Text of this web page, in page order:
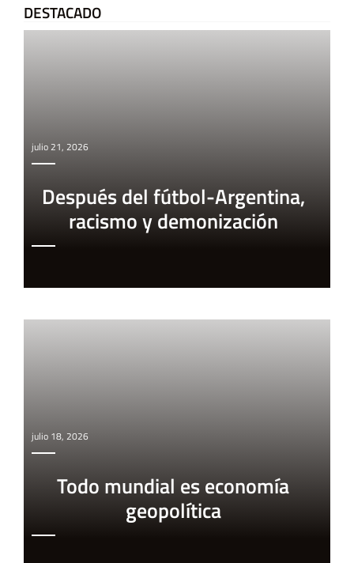
DESTACADO
julio 21, 2026
Después del fútbol-Argentina,
racismo y demonización
julio 18, 2026
Todo mundial es economía
geopolítica